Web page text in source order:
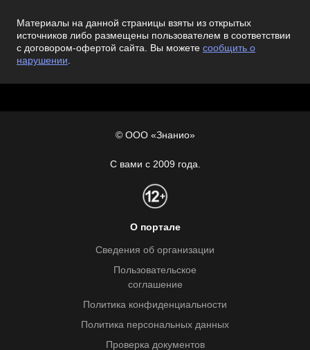
Материалы на данной страницы взяты из открытых
источников либо размещены пользователем в соответствии
с договором-офертой сайта. Вы можете сообщить о
нарушении.
© ООО «Знанио»
С вами с 2009 года.
О портале
Сведения об организации
Пользовательское
соглашение
Политика конфиденциальности
Политика персональных данных
Проверка документов